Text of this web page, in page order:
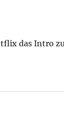
das Intro